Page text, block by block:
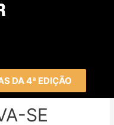
DA 4ª EDIÇÃO
SE